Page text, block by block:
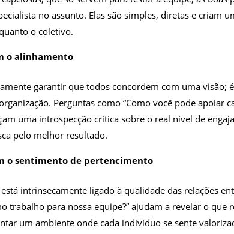
no assunto. Elas são simples, diretas e criam
o coletivo.
o alinhamento
garantir que todos concordem com uma visão;
Perguntas como “Como você pode apoiar
uma introspecção crítica sobre o real nível de
pelo melhor resultado.
o sentimento de pertencimento
intrinsecamente ligado à qualidade das relações
trabalho para nossa equipe?” ajudam a revelar o que
um ambiente onde cada indivíduo se sente